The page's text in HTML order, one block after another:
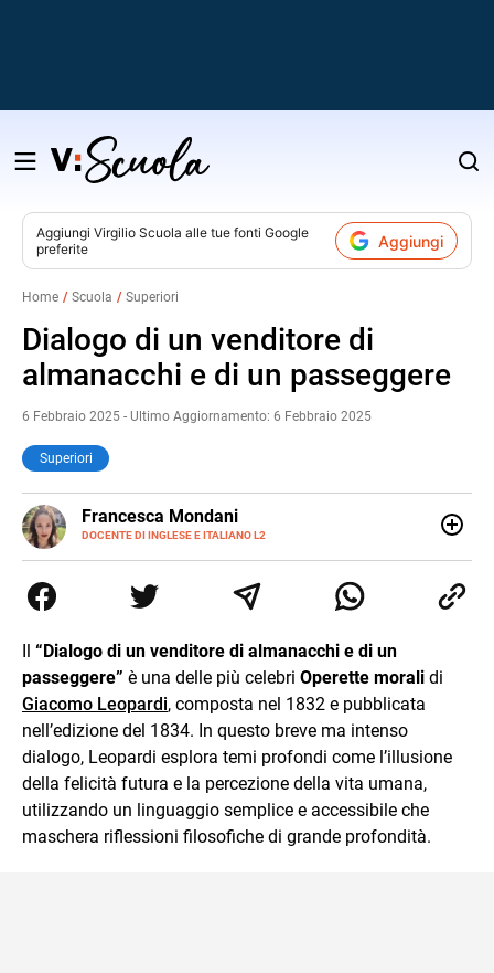
Salta
contenuto
Aggiungi Virgilio Scuola alle tue fonti Google
preferite
Aggiungi
Home Scuola Superiori
Dialogo di un venditore di
almanacchi e di un passeggere
6 Febbraio 2025 - Ultimo Aggiornamento: 6 Febbraio 2025
Superiori
Francesca Mondani
DOCENTE DI INGLESE E ITALIANO L2
LINKEDIN
INSTAGRAM
secondaria di secondo grado. Mi occupo inoltre di
traduzioni, SEO Onsite e contenuti per il web. Amo i saggi
della sintesi.
Il “Dialogo di un venditore di almanacchi e di un
passeggere” è una delle più celebri Operette morali di
Giacomo Leopardi, composta nel 1832 e pubblicata
nell’edizione del 1834. In questo breve ma intenso
dialogo, Leopardi esplora temi profondi come l’illusione
della felicità futura e la percezione della vita umana,
utilizzando un linguaggio semplice e accessibile che
maschera riflessioni filosofiche di grande profondità.